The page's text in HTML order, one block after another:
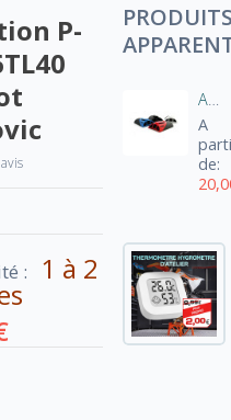
P-
: 1 à 2
Aération manche blouson moto
A
de: